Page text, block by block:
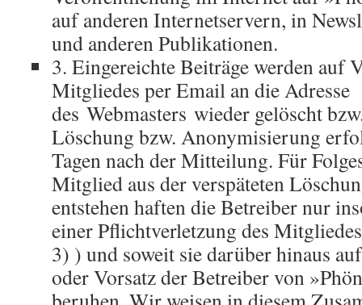
auf anderen Internetservern, in
und anderen Publikationen.
3. Eingereichte Beiträge werden auf
Mitgliedes per Email an die Adresse
des Webmasters wieder gelöscht
Löschung bzw. Anonymisierung
Tagen nach der Mitteilung. Für
Mitglied aus der verspäteten
entstehen haften die Betreiber nur
einer Pflichtverletzung des
3) ) und soweit sie darüber hinaus
oder Vorsatz der Betreiber von